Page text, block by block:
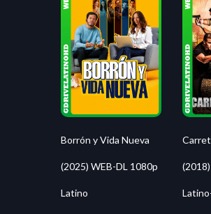
Borrón y Vida Nueva
(2025) WEB-DL 1080p
Latino